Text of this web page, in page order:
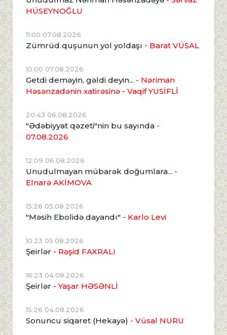
HÜSEYNOĞLU
11:00 07.08.2026
Zümrüd quşunun yol yoldaşı - Barat VÜSAL
10:00 07.08.2026
Getdi deməyin, gəldi deyin... - Nəriman
Həsənzadənin xatirəsinə - Vaqif YUSİFLİ
20:43 06.08.2026
"Ədəbiyyat qəzeti"nin bu sayında -
07.08.2026
12:09 06.08.2026
Unudulmayan mübarək doğumlara... -
Elnarə AKİMOVA
15:26 05.08.2026
"Məsih Ebolidə dayandı" - Karlo Levi
10:23 05.08.2026
Şeirlər - Rəşid FAXRALI
16:23 04.08.2026
Şeirlər - Yaşar HƏSƏNLİ
15:26 04.08.2026
Sonuncu siqaret (Hekayə) - Vüsal NURU